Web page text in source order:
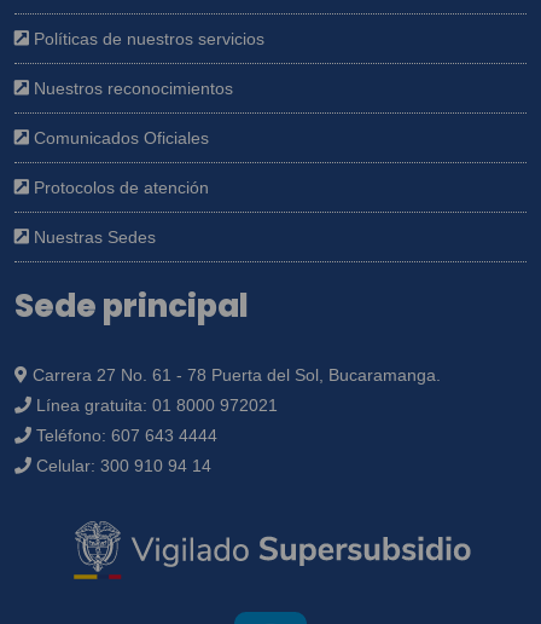
Políticas de nuestros servicios
Nuestros reconocimientos
Comunicados Oficiales
Protocolos de atención
Nuestras Sedes
Sede principal
Carrera 27 No. 61 - 78 Puerta del Sol, Bucaramanga.
Línea gratuita: 01 8000 972021
Teléfono: 607 643 4444
Celular: 300 910 94 14